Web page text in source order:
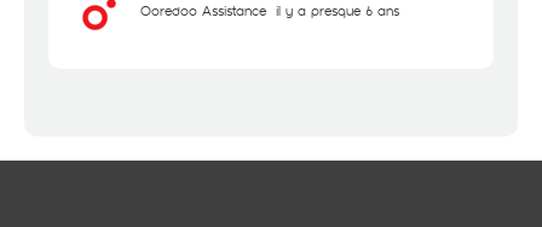
Ooredoo Assistance il y a presque 6 ans